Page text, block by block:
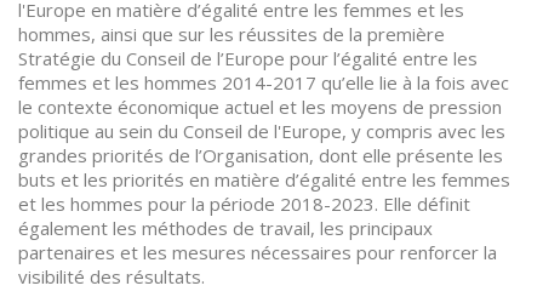
l'Europe en matière d’égalité entre les femmes et les
hommes, ainsi que sur les réussites de la première
Stratégie du Conseil de l’Europe pour l’égalité entre les
femmes et les hommes 2014-2017 qu’elle lie à la fois avec
le contexte économique actuel et les moyens de pression
politique au sein du Conseil de l'Europe, y compris avec les
grandes priorités de l’Organisation, dont elle présente les
buts et les priorités en matière d’égalité entre les femmes
et les hommes pour la période 2018-2023. Elle définit
également les méthodes de travail, les principaux
partenaires et les mesures nécessaires pour renforcer la
visibilité des résultats.